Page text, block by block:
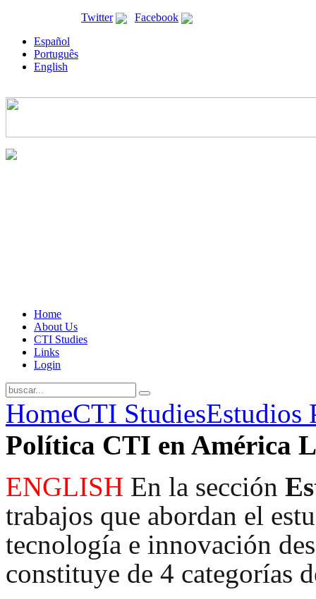
Twitter Facebook
Español
Português
English
Home
About Us
CTI Studies
Links
Login
HomeCTI StudiesEstudios
Política CTI en América
ENGLISH En la sección
trabajos que abordan el
tecnología e innovación
constituye de 4 categorías